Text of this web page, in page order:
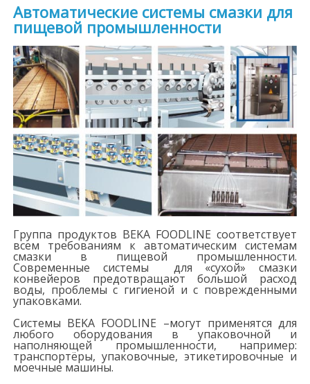
Автоматические системы смазки для
пищевой промышленности
Группа продуктов BEKA FOODLINE соответствует
всем требованиям к автоматическим системам
смазки в пищевой промышленности.
Современные системы для «сухой» смазки
конвейеров предотвращают большой расход
воды, проблемы с гигиеной и с поврежденными
упаковками.
Системы BEKA FOODLINE –могут применятся для
любого оборудования в упаковочной и
наполняющей промышленности, например:
транспортёры, упаковочные, этикетировочные и
моечные машины.